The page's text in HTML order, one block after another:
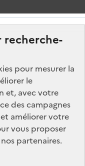
recherche-
pour mesurer la
le
et, avec votre
des campagnes
améliorer votre
vous proposer
partenaires.